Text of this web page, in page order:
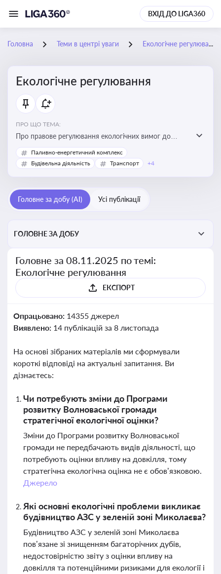
ВХІД ДО LIGA360
Головна Теми в центрі уваги Екологічне регулювання
Екологічне регулювання
ПРО ЩО ТЕМА:
Про правове регулювання екологічних вимог до
виробництв, включно з дозволами, перевірками,
стандартами викидів і гармонізацією з
Паливно-енергетичний комплекс
Будівельна діяльність
Транспорт +4
Головне за добу (AI) Усі публікації
ГОЛОВНЕ ЗА ДОБУ
Головне за 08.11.2025 по темі:
Екологічне регулювання
ЕКСПОРТ
Опрацьовано: 14355 джерел
Виявлено: 14 публікацій за 8 листопада
На основі зібраних матеріалів ми сформували
короткі відповіді на актуальні запитання. Ви
дізнаєтесь:
Чи потребують зміни до Програми
розвитку Волноваської громади
стратегічної екологічної оцінки?
Зміни до Програми розвитку Волноваської
громади не передбачають видів діяльності, що
потребують оцінки впливу на довкілля, тому
стратегічна екологічна оцінка не є обов’язковою.
Джерело
Які основні екологічні проблеми викликає
будівництво АЗС у зеленій зоні Миколаєва?
Будівництво АЗС у зеленій зоні Миколаєва
пов’язане зі знищенням багаторічних дубів,
недостовірністю звіту з оцінки впливу на
довкілля та потенційними ризиками для екології і